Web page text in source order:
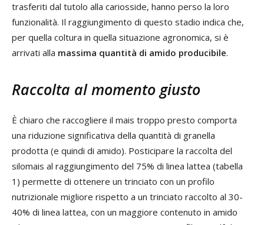
trasferiti dal tutolo alla cariosside, hanno perso la loro
funzionalità. Il raggiungimento di questo stadio indica che,
per quella coltura in quella situazione agronomica, si è
arrivati alla massima quantità di amido producibile.
Raccolta al momento giusto
È chiaro che raccogliere il mais troppo presto comporta
una riduzione significativa della quantità di granella
prodotta (e quindi di amido). Posticipare la raccolta del
silomais al raggiungimento del 75% di linea lattea (tabella
1) permette di ottenere un trinciato con un profilo
nutrizionale migliore rispetto a un trinciato raccolto al 30-
40% di linea lattea, con un maggiore contenuto in amido